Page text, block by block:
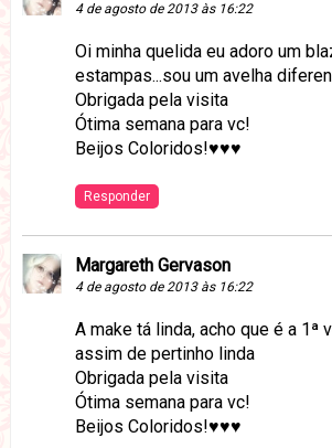
4 de agosto de 2013 às 16:22
Oi minha quelida eu adoro um
estampas...sou um avelha
Obrigada pela visita
Ótima semana para vc!
Beijos Coloridos!♥♥♥
Responder
Margareth Gervason
4 de agosto de 2013 às 16:22
A make tá linda, acho que é a 1ª
assim de pertinho linda
Obrigada pela visita
Ótima semana para vc!
Beijos Coloridos!♥♥♥